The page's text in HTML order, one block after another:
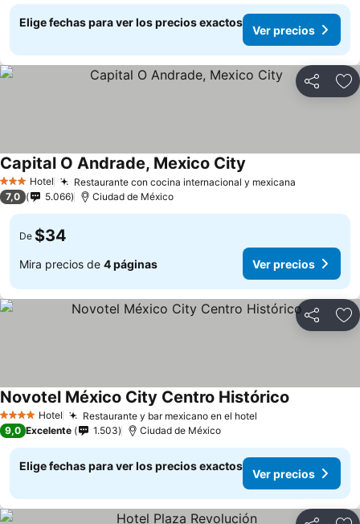
Elige fechas para ver los precios exactos
Ver precios
Compartir
3 Estrellas
Hotel Restaurante con cocina internacional y mexicana
Capital O Andrade, Mexico City
7,0 5.066 Ciudad de México
De $34
Mira precios de 4 páginas Ver precios
Compartir
4 EstrellasHotel Restaurante y bar mexicano en el hotel
Novotel México City Centro Histórico
9,0 Excelente 1.503 Ciudad de México
Elige fechas para ver los precios exactos
Ver precios